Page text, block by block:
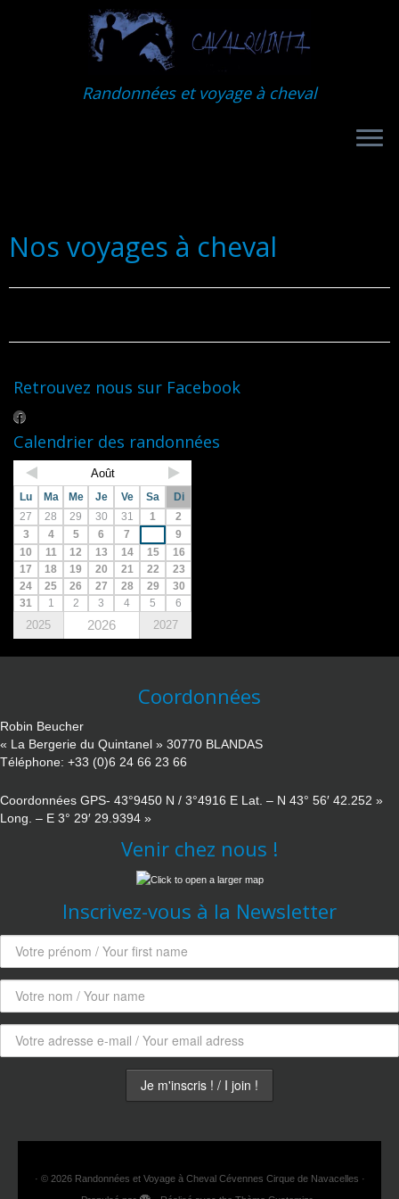
Randonnées et voyage à cheval
Nos voyages à cheval
Retrouvez nous sur Facebook
Calendrier des randonnées
Août
Lu Ma Me Je Ve Sa
Di
27
28 29 30 31 1
2
3
4 5 6 7
9
10
11 12 13 14 15
16
17
18 19 20 21 22
23
24
25 26 27 28 29
30
31
1 2 3 4 5 6
2025 2026 2027
Coordonnées
Robin Beucher
« La Bergerie du Quintanel » 30770 BLANDAS
Téléphone: +33 (0)6 24 66 23 66
Coordonnées GPS- 43°9450 N / 3°4916 E Lat. – N 43° 56′ 42.252 »
Long. – E 3° 29′ 29.9394 »
Venir chez nous !
Inscrivez-vous à la Newsletter
· © 2026 Randonnées et Voyage à Cheval Cévennes Cirque de Navacelles ·